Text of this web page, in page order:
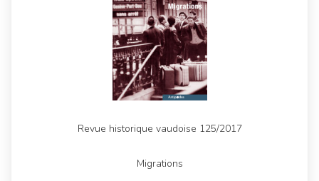
Revue historique vaudoise 125/2017
Migrations